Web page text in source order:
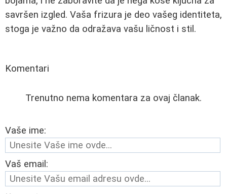
savršen izgled. Vaša frizura je deo vašeg identiteta,
stoga je važno da odražava vašu ličnost i stil.
Komentari
Trenutno nema komentara za ovaj članak.
Vaše ime:
Vaš email: